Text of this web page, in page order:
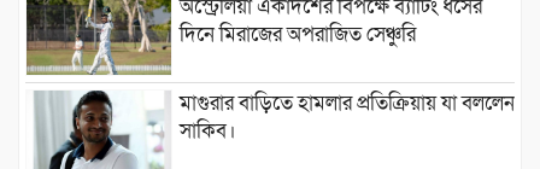
অস্ট্রেলিয়া একাদশের বিপক্ষে ব্যাটিং ধসের
দিনে মিরাজের অপরাজিত সেঞ্চুরি
মাগুরার বাড়িতে হামলার প্রতিক্রিয়ায় যা বললেন
সাকিব।